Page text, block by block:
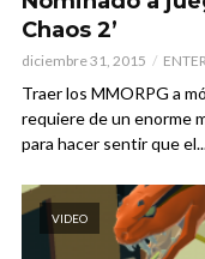
Chaos 2’
diciembre 31, 2015
Traer los MMORPG a
requiere de un enorme
para hacer sentir que
VIDEO